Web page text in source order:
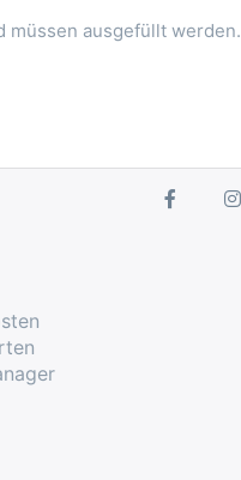
müssen ausgefüllt werden.